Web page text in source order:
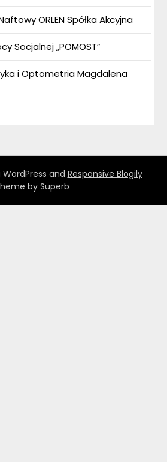
ORLEN Spółka Akcyjna
Socjalnej „POMOST”
i Optometria Magdalena
WordPress and Responsive Blogily
by Superb